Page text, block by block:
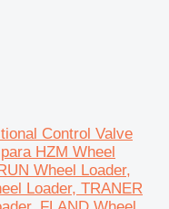
Control Valve
HZM Wheel
Wheel Loader,
Loader, TRANER